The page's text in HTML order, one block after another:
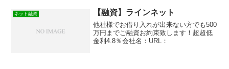
ネット融資 【融資】ラインネット
他社様でお借り入れが出来ない方でも500
万円までご融資お約束致します！超超低
金利4.8％会社名：URL：